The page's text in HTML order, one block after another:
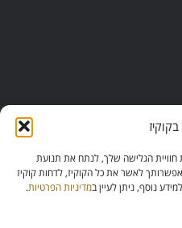
הגלישה שלך, לנתח את תנועת
לאשר את כל הקוקיז, לדחות קוקיז
נוסף, ניתן לעיין במדיניות הפרטיות.